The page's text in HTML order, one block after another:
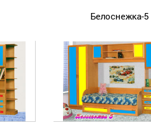
Белоснежка-5